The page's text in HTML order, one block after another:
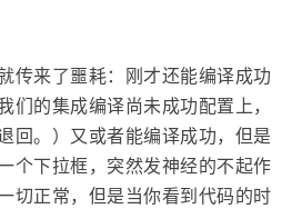
传来了噩耗：刚才还能编译成功
们的集成编译尚未成功配置上，
回。）又或者能编译成功，但是
个下拉框，突然发神经的不起作
切正常，但是当你看到代码的时